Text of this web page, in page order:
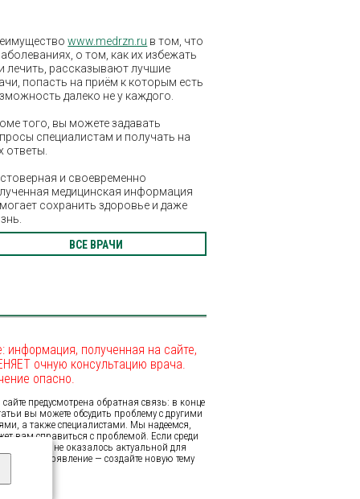
ВСЕ ВРАЧИ
www.medrzn.ru в том, что
о том, как их избежать
лечить, рассказывают лучшие
попасть на приём к которым есть
далеко не у каждого.
того, вы можете задавать
специалистам и получать на
ответы.
и своевременно
медицинская информация
сохранить здоровье и даже
информация, полученная на сайте,
очную консультацию врача.
опасно.
предусмотрена обратная связь: в конце
вы можете обсудить проблему с другими
а также специалистами. Мы надеемся,
вам справиться с проблемой. Если среди
нами тем не оказалось актуальной для
её появление — создайте новую тему